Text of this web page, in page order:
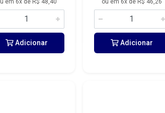
em 6x de R$ 48,40
Adicionar
ou em 6x de R$ 46,26
Adicionar